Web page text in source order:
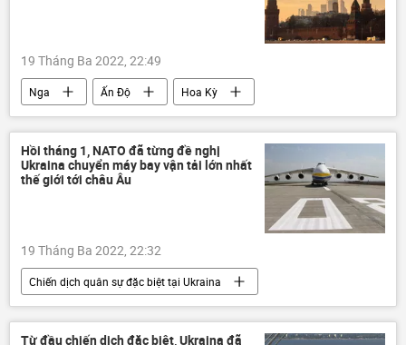
19 Tháng Ba 2022, 22:49
Nga Ấn Độ
Hoa Kỳ
Chính trị
Thế giới
Ukraina
Donbass
DNR LNR
Hồi tháng 1, NATO đã từng đề nghị
Ukraina chuyển máy bay vận tải lớn nhất
thế giới tới châu Âu
19 Tháng Ba 2022, 22:32
Chiến dịch quân sự đặc biệt tại Ukraina
NATO
Ukraina DNR
LNR
Donbass
Donetsk
Thế giới
Từ đầu chiến dịch đặc biệt, Ukraina đã